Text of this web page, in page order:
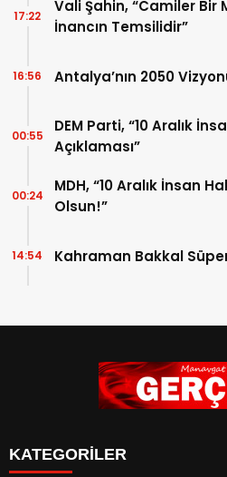
Vali Şahin, “Camiler Bir
İnancın Temsilidir”
17:22
Antalya’nın 2050
16:56
DEM Parti, “10 Aralık
Açıklaması”
00:55
MDH, “10 Aralık İnsan
Olsun!”
00:24
Kahraman Bakkal
14:54
KATEGORİLER